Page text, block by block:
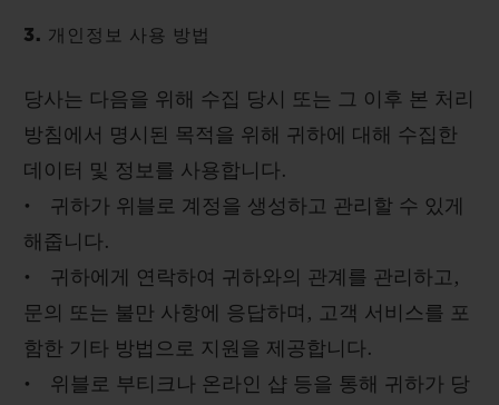
3. 개인정보 사용 방법
당사는 다음을 위해 수집 당시 또는 그 이후 본 처리
방침에서 명시된 목적을 위해 귀하에 대해 수집한
데이터 및 정보를 사용합니다.
• 귀하가 위블로 계정을 생성하고 관리할 수 있게
해줍니다.
• 귀하에게 연락하여 귀하와의 관계를 관리하고,
문의 또는 불만 사항에 응답하며, 고객 서비스를 포
함한 기타 방법으로 지원을 제공합니다.
• 위블로 부티크나 온라인 샵 등을 통해 귀하가 당